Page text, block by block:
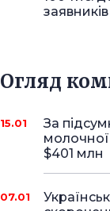
Огляд
15.01
За
молочної
$401 млн
07.01